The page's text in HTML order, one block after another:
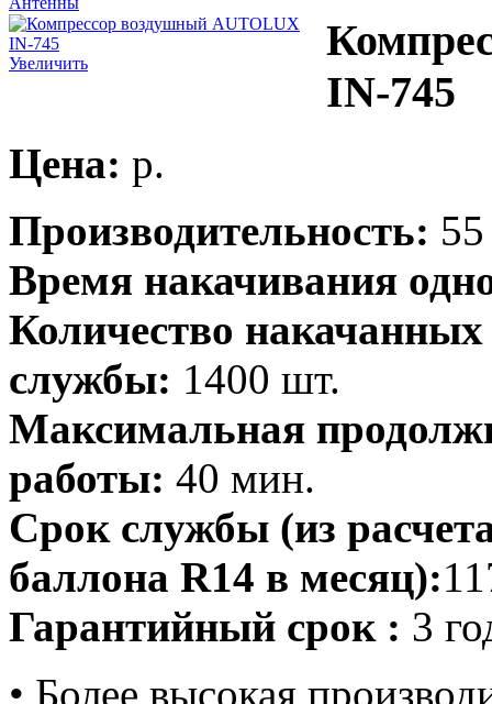
Увеличить
IN-745
Цена: p.
Производительность:
Время накачивания
Количество
службы: 1400 шт.
Максимальная
работы: 40 мин.
Срок службы (из
баллона R14 в месяц):
Гарантийный срок : 3
• Более высокая